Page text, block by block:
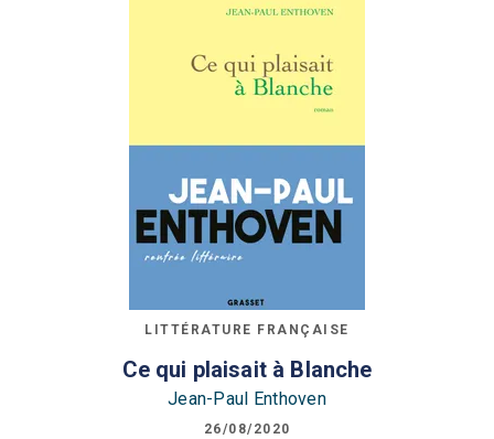
LITTÉRATURE FRANÇAISE
Ce qui plaisait à Blanche
Jean-Paul Enthoven
26/08/2020